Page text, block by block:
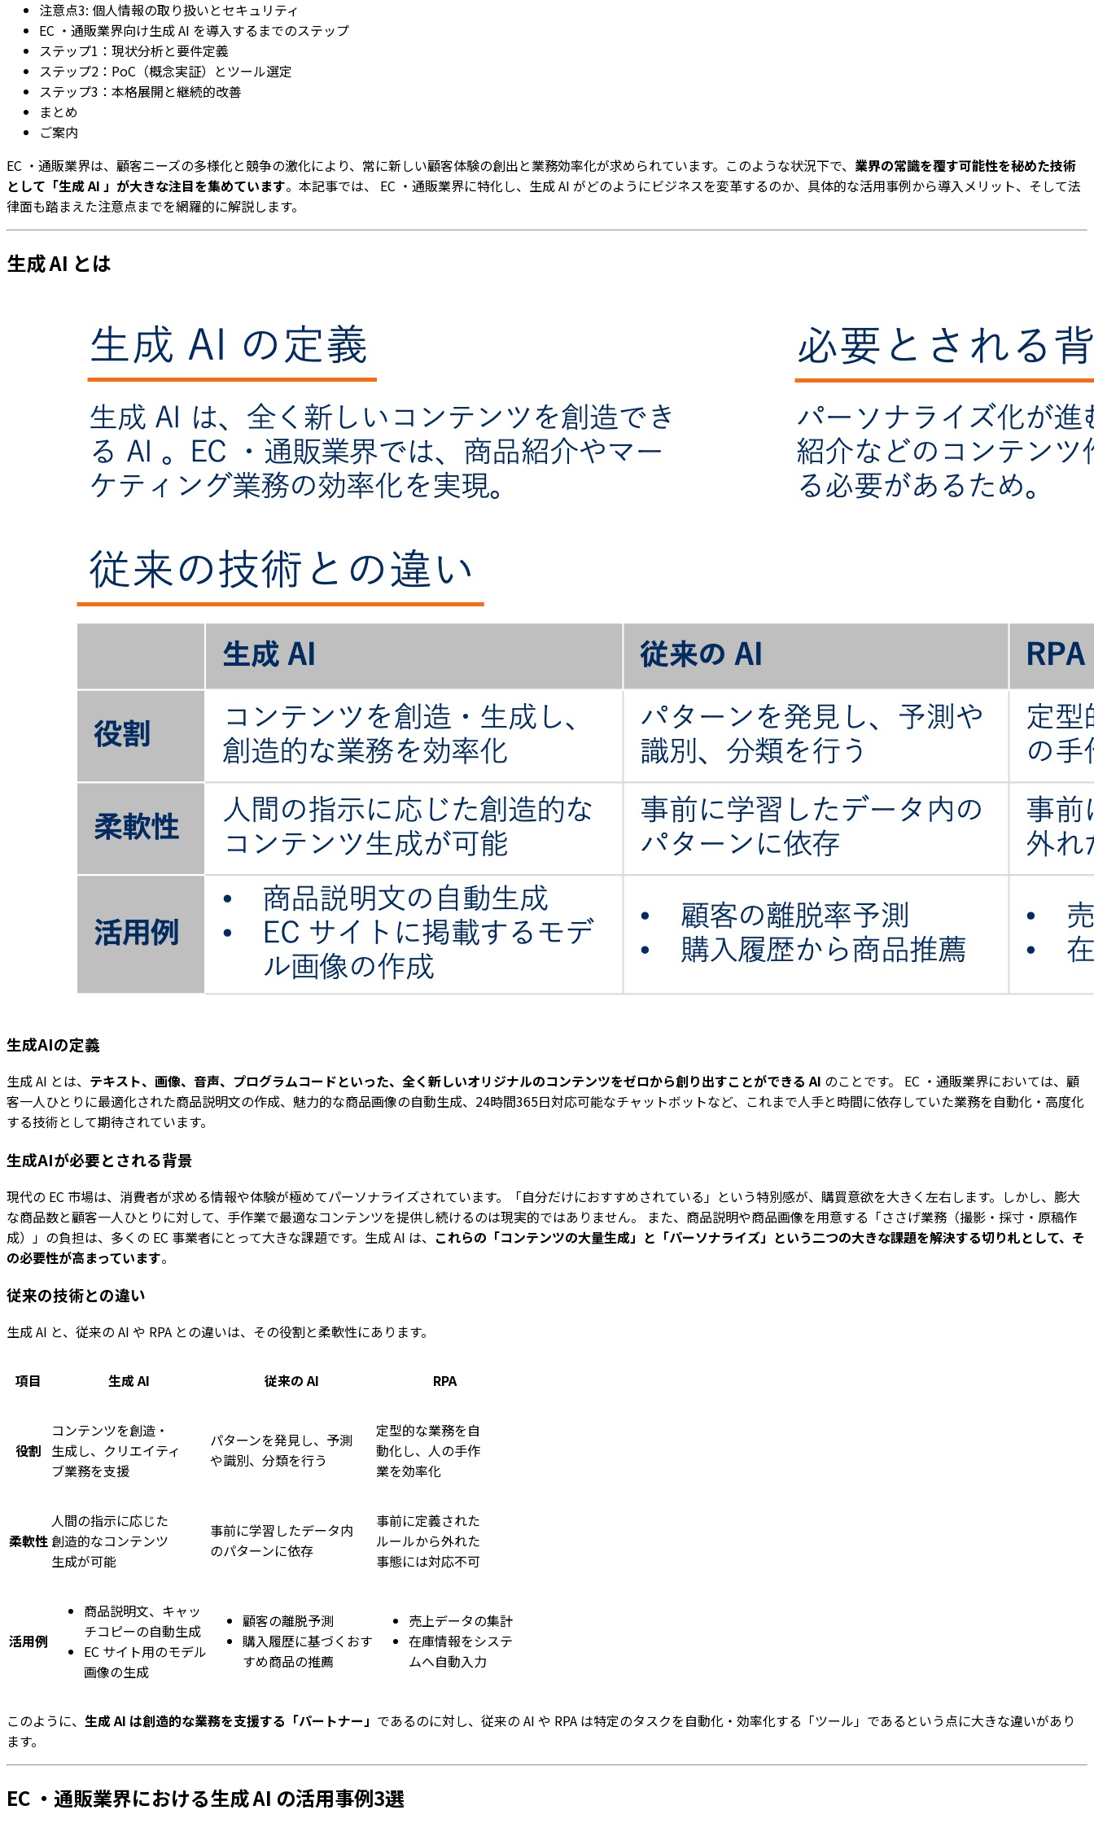
注意点3: 個人情報の取り扱いとセキュリティ
EC ・通販業界向け生成 AI を導入するまでのステップ
ステップ1：現状分析と要件定義
ステップ2：PoC（概念実証）とツール選定
ステップ3：本格展開と継続的改善
まとめ
ご案内
EC ・通販業界は、顧客ニーズの多様化と競争の激化により、常に新しい顧客体験の創出と業務効率化が求められています。このような状況下で、 業界の常識を覆す可能性を秘めた技術
として「生成 AI 」が大きな注目を集めています。本記事では、 EC ・通販業界に特化し、生成 AI がどのようにビジネスを変革するのか、具体的な活用事例から導入メリット、そして法
律面も踏まえた注意点までを網羅的に解説します。
生成 AI とは
生成AIの定義
生成 AI とは、 テキスト、画像、音声、プログラムコードといった、全く新しいオリジナルのコンテンツをゼロから創り出すことができる AI のことです。 EC ・通販業界においては、顧
客一人ひとりに最適化された商品説明文の作成、魅力的な商品画像の自動生成、24時間365日対応可能なチャットボットなど、これまで人手と時間に依存していた業務を自動化・高度化
する技術として期待されています。
生成AIが必要とされる背景
現代の EC 市場は、消費者が求める情報や体験が極めてパーソナライズされています。「自分だけにおすすめされている」という特別感が、購買意欲を大きく左右します。しかし、膨大
な商品数と顧客一人ひとりに対して、手作業で最適なコンテンツを提供し続けるのは現実的ではありません。 また、商品説明や商品画像を用意する「ささげ業務（撮影・採寸・原稿作
成）」の負担は、多くの EC 事業者にとって大きな課題です。生成 AI は、 これらの「コンテンツの大量生成」と「パーソナライズ」という二つの大きな課題を解決する切り札として、そ
の必要性が高まっています。
従来の技術との違い
生成 AI と、従来の AI や RPA との違いは、その役割と柔軟性にあります。
項目 生成 AI 従来の AI RPA
役割
コンテンツを創造・
生成し、クリエイティ
ブ業務を支援
パターンを発見し、予測
や識別、分類を行う
定型的な業務を自
動化し、人の手作
業を効率化
柔軟性
人間の指示に応じた
創造的なコンテンツ
生成が可能
事前に学習したデータ内
のパターンに依存
事前に定義された
ルールから外れた
事態には対応不可
活用例
商品説明文、キャッ
チコピーの自動生成
EC サイト用のモデル
画像の生成
顧客の離脱予測
購入履歴に基づくおす
すめ商品の推薦
売上データの集計
在庫情報をシステ
ムへ自動入力
このように、 生成 AI は創造的な業務を支援する「パートナー」 であるのに対し、従来の AI や RPA は特定のタスクを自動化・効率化する「ツール」であるという点に大きな違いがあり
ます。
EC ・通販業界における生成 AI の活用事例3選